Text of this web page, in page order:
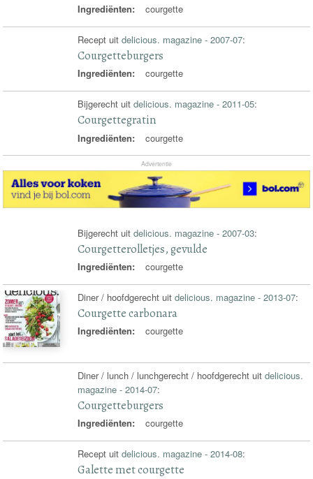
Ingrediënten: courgette
Recept uitdelicious. magazine - 2007-07:
Courgetteburgers
Ingrediënten: courgette
Bijgerecht uitdelicious. magazine - 2011-05:
Courgettegratin
Ingrediënten: courgette
Advertentie
Bijgerecht uitdelicious. magazine - 2007-03:
Courgetterolletjes, gevulde
Ingrediënten: courgette
Diner / hoofdgerecht uitdelicious. magazine - 2013-07:
Courgette carbonara
Ingrediënten: courgette
Diner / lunch / lunchgerecht / hoofdgerecht uitdelicious.
magazine - 2014-07:
Courgetteburgers
Ingrediënten: courgette
Recept uitdelicious. magazine - 2014-08:
Galette met courgette